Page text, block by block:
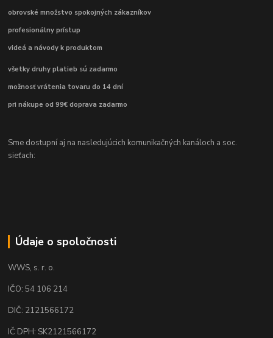
obrovské množstvo spokojných zákazníkov
profesionálny prístup
videá a návody k produktom
všetky druhy platieb sú zadarmo
možnosť vrátenia tovaru do 14 dní
pri nákupe od 99€ doprava zadarmo
Sme dostupní aj na nasledujúcich komunikačných kanáloch a soc.
sieťach:
Údaje o spoločnosti
WWS, s. r. o.
IČO: 54 106 214
DIČ: 2121566172
IČ DPH: SK2121566172